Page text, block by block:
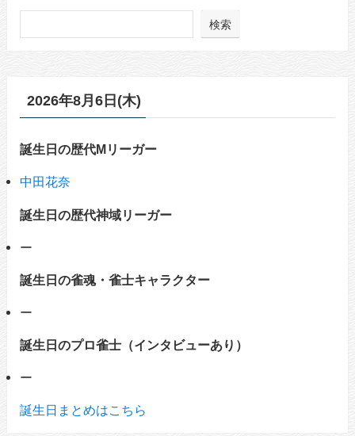
検索
2026年8月6日(木)
誕生日の歴代Mリーガー
中田花奈
誕生日の歴代神域リーガー
ー
誕生日の雀魂・雀士キャラクター
ー
誕生日のプロ雀士（インタビューあり）
ー
誕生日まとめはこちら